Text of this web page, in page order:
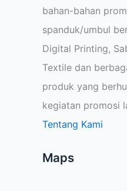
bahan-bahan
spanduk/umbul
Digital Printing,
Textile dan
produk yang
kegiatan promosi
Tentang Kami
Maps